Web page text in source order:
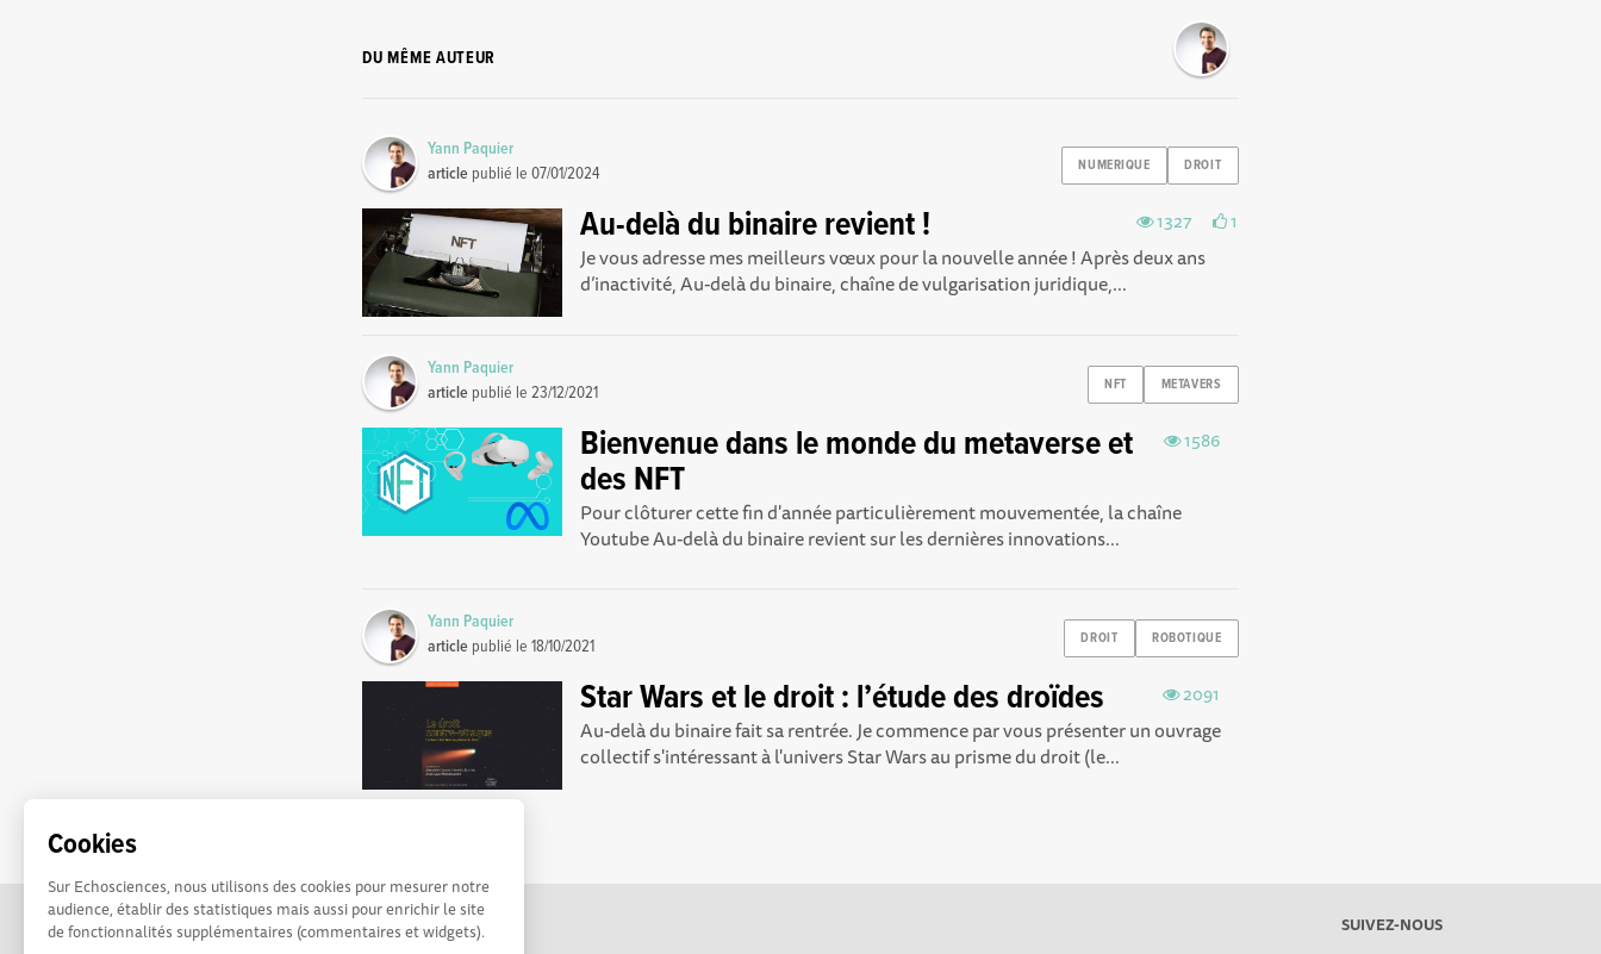
Cookies
Sur Echosciences, nous utilisons des cookies pour mesurer notre
audience, établir des statistiques mais aussi pour enrichir le site
de fonctionnalités supplémentaires (commentaires et widgets).
DU MÊME AUTEUR
NUMERIQUE DROIT
Yann Paquier
article publié le07/01/2024
1327 1
Au-delà du binaire revient !
Je vous adresse mes meilleurs vœux pour la nouvelle année ! Après deux ans
d’inactivité, Au-delà du binaire, chaîne de vulgarisation juridique,...
NFT METAVERS
Yann Paquier
article publié le23/12/2021
1586
Bienvenue dans le monde du metaverse et
des NFT
Pour clôturer cette fin d'année particulièrement mouvementée, la chaîne
Youtube Au-delà du binaire revient sur les dernières innovations...
DROIT ROBOTIQUE
Yann Paquier
article publié le18/10/2021
2091
Star Wars et le droit : l’étude des droïdes
Au-delà du binaire fait sa rentrée. Je commence par vous présenter un ouvrage
collectif s'intéressant à l'univers Star Wars au prisme du droit (le...
SUIVEZ-NOUS